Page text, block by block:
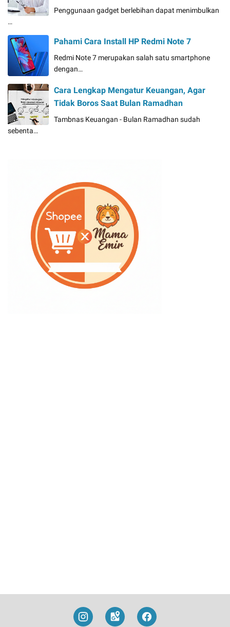
Penggunaan gadget berlebihan dapat menimbulkan
…
Pahami Cara Install HP Redmi Note 7
Redmi Note 7 merupakan salah satu smartphone
dengan…
Cara Lengkap Mengatur Keuangan, Agar
Tidak Boros Saat Bulan Ramadhan
Tambnas Keuangan - Bulan Ramadhan sudah
sebenta…